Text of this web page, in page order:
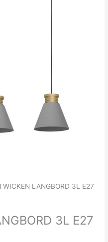
LANGBORD 3L E27
3L E27